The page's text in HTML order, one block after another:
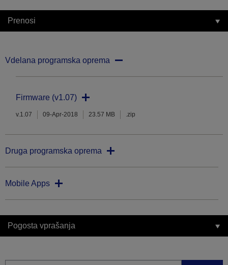
Prenosi
Vdelana programska oprema
Firmware (v1.07)
v.1.07 09-Apr-2018 23.57 MB .zip
Druga programska oprema
Mobile Apps
Pogosta vprašanja